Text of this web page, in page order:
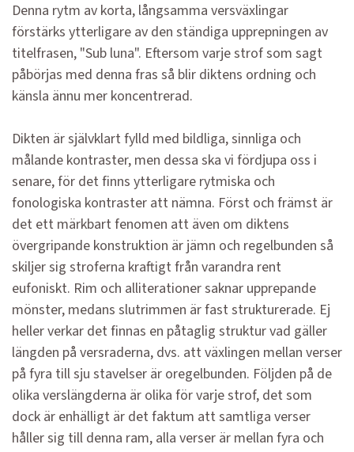
Denna rytm av korta, långsamma versväxlingar
förstärks ytterligare av den ständiga upprepningen av
titelfrasen, "Sub luna". Eftersom varje strof som sagt
påbörjas med denna fras så blir diktens ordning och
känsla ännu mer koncentrerad.
Dikten är självklart fylld med bildliga, sinnliga och
målande kontraster, men dessa ska vi fördjupa oss i
senare, för det finns ytterligare rytmiska och
fonologiska kontraster att nämna. Först och främst är
det ett märkbart fenomen att även om diktens
övergripande konstruktion är jämn och regelbunden så
skiljer sig stroferna kraftigt från varandra rent
eufoniskt. Rim och alliterationer saknar upprepande
mönster, medans slutrimmen är fast strukturerade. Ej
heller verkar det finnas en påtaglig struktur vad gäller
längden på versraderna, dvs. att växlingen mellan verser
på fyra till sju stavelser är oregelbunden. Följden på de
olika verslängderna är olika för varje strof, det som
dock är enhälligt är det faktum att samtliga verser
håller sig till denna ram, alla verser är mellan fyra och